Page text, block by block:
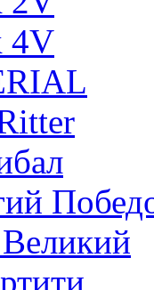
4V